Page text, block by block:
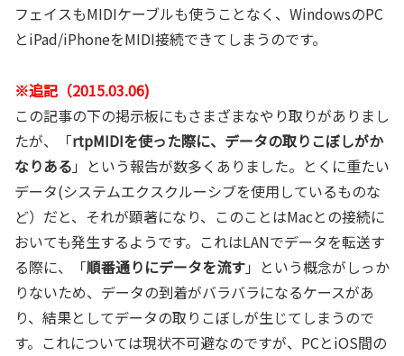
フェイスもMIDIケーブルも使うことなく、WindowsのPC
とiPad/iPhoneをMIDI接続できてしまうのです。
※追記（2015.03.06)
この記事の下の掲示板にもさまざまなやり取りがありまし
たが、「rtpMIDIを使った際に、データの取りこぼしがか
なりある 」という報告が数多くありました。とくに重たい
データ(システムエクスクルーシブを使用しているものな
ど）だと、それが顕著になり、このことはMacとの接続に
おいても発生するようです。これはLANでデータを転送す
る際に、「順番通りにデータを流す」という概念がしっか
りないため、データの到着がバラバラになるケースがあ
り、結果としてデータの取りこぼしが生じてしまうので
す。これについては現状不可避なのですが、PCとiOS間の